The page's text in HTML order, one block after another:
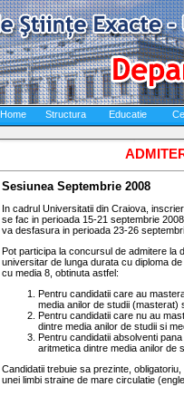
Sesiunea Septembrie 2008
In cadrul Universitatii din Craiova,
se fac in perioada 15-21 septembrie
va desfasura in perioada 23-26
Pot participa la concursul de admitere la
universitar de lunga durata cu diploma
cu media 8, obtinuta astfel:
Pentru candidatii care au
media anilor de studii (masterat)
Pentru candidatii care nu au
dintre media anilor de studii si
Pentru candidatii absolventi
aritmetica dintre media anilor de
Candidatii trebuie sa prezinte,
unei limbi straine de mare circulatie
Home Structura Educatie